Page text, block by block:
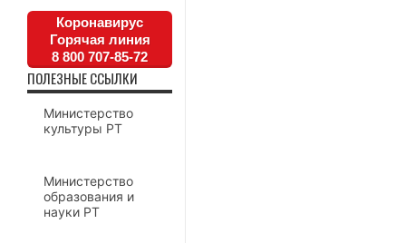
Коронавирус
Горячая линия
8 800 707-85-72
ПОЛЕЗНЫЕ ССЫЛКИ
Министерство
культуры РТ
Министерство
образования и
науки РТ